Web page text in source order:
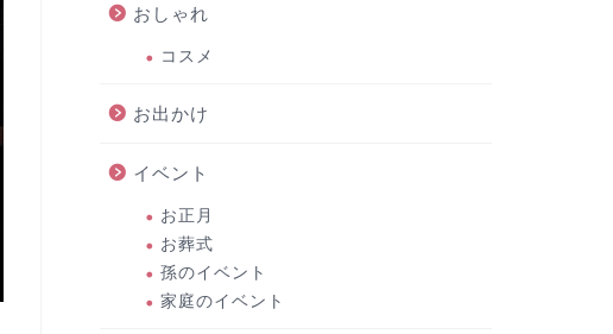
おしゃれ
コスメ
お出かけ
イベント
お正月
お葬式
孫のイベント
家庭のイベント